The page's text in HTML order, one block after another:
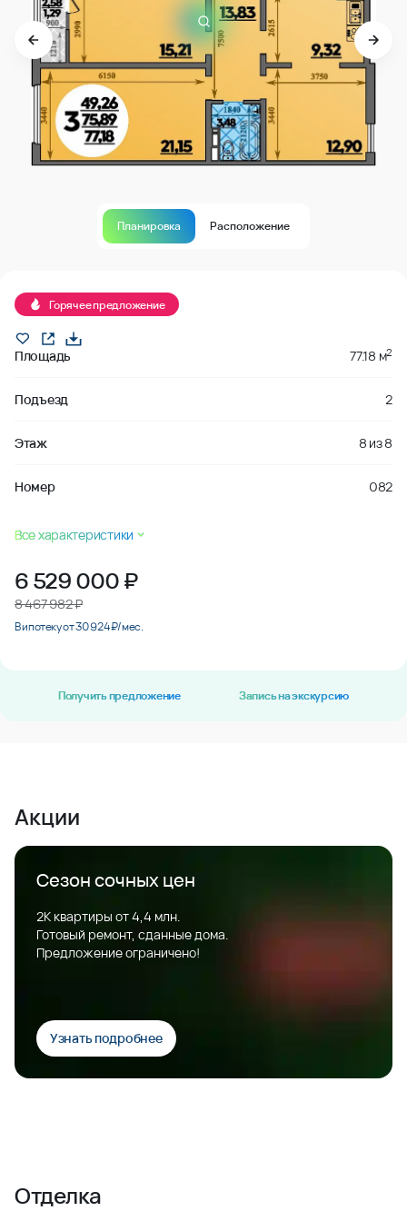
Планировка Расположение
Горячее предложение
Площадь 77.18 м2
Подъезд 2
Этаж 8 из8
Номер 082
Все характеристики
6 529 000₽
8 467 982 ₽
В ипотеку от 30 924 ₽/мес.
Получить предложение Запись на экскурсию
Акции
Сезон сочных цен
2К квартиры от 4,4 млн.
Готовый ремонт, сданные дома.
Предложение ограничено!
Узнать подробнее
Отделка